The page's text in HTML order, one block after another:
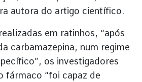
autora do artigo científico.
em ratinhos, “após
carbamazepina, num regime
os investigadores
fármaco “foi capaz de